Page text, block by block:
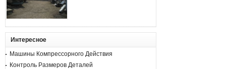
Интересное
Машины Компрессорного Действия
Контроль Размеров Деталей